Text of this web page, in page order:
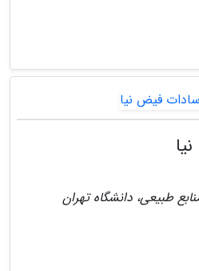
طبیعی، دانشگاه تهران